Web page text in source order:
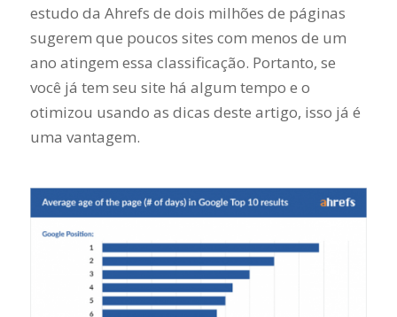
estudo da Ahrefs de dois milhões de páginas
sugerem que poucos sites com menos de um
ano atingem essa classificação. Portanto, se
você já tem seu site há algum tempo e o
otimizou usando as dicas deste artigo, isso já é
uma vantagem.